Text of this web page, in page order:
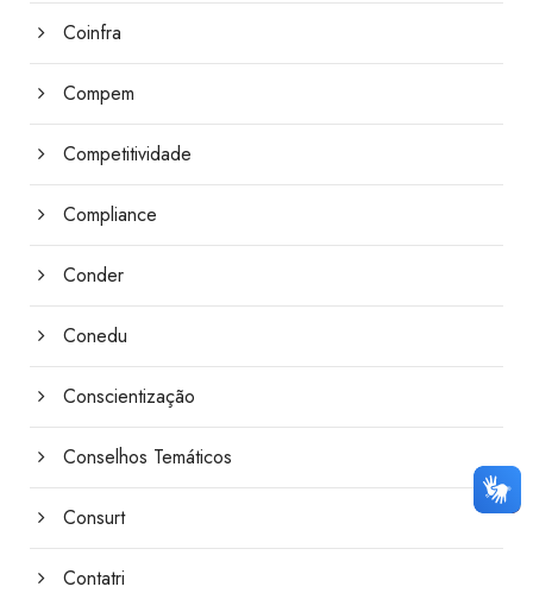
Coinfra
Compem
Competitividade
Compliance
Conder
Conedu
Conscientização
Conselhos Temáticos
Consurt
Contatri